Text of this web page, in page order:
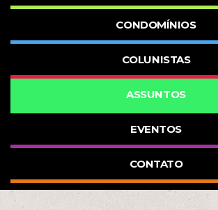
CONDOMÍNIOS
COLUNISTAS
ASSUNTOS
EVENTOS
CONTATO